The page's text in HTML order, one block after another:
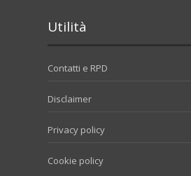
Utilità
Contatti e RPD
Disclaimer
Privacy policy
Cookie policy